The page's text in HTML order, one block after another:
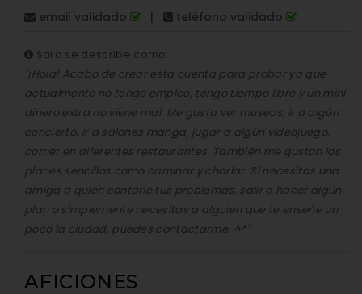
email validado | teléfono validado
Sara se describe como:
"¡Hola! Acabo de crear esta cuenta para probar ya que
actualmente no tengo empleo, tengo tiempo libre y un mini
dinero extra no viene mal. Me gusta ver museos, ir a algún
concierto, ir a salones manga, jugar a algún videojuego,
comer en diferentes restaurantes. También me gustan los
planes sencillos como caminar y charlar. Si necesitas una
amiga a quien contarle tus problemas, salir a hacer algún
plan o simplemente necesitas a alguien que te enseñe un
poco la ciudad, puedes contactarme. ^^"
AFICIONES